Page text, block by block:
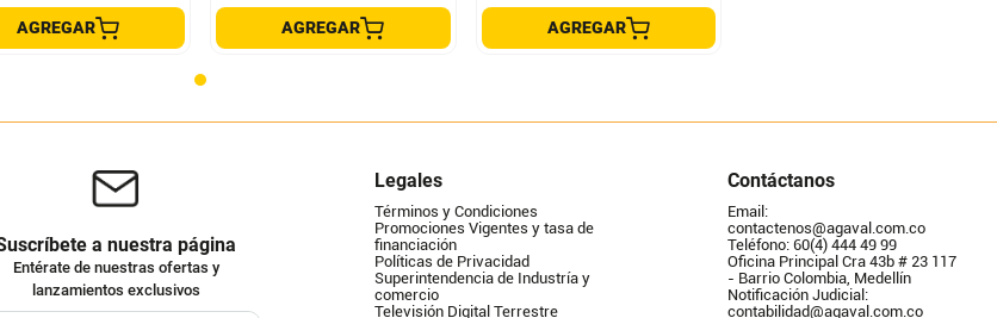
AGREGAR AGREGAR AGREGAR
a nuestra página
Entérate de nuestras ofertas y
lanzamientos exclusivos
Legales
Términos y Condiciones
Promociones Vigentes y tasa de
financiación
Políticas de Privacidad
Superintendencia de Industría y
comercio
Televisión Digital Terrestre
Contáctanos
Email:
contactenos@agaval.com.co
Teléfono: 60(4) 444 49 99
Oficina Principal Cra 43b # 23 117
- Barrio Colombia, Medellín
Notificación Judicial:
contabilidad@agaval.com.co